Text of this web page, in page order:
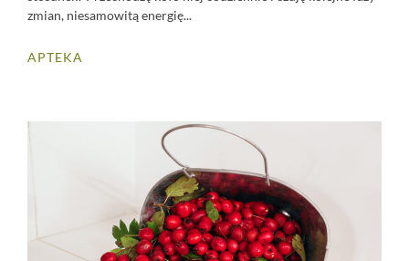
zmian, niesamowitą energię...
APTEKA